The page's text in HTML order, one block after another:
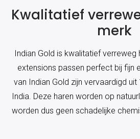
Kwalitatief
merk
Indian Gold is kwalitatief verreweg
extensions passen perfect bij fijn
van Indian Gold zijn vervaardigd
India. Deze haren worden op
worden dus geen schadelijke